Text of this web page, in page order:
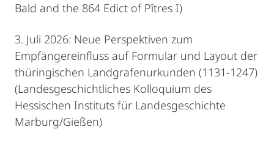
Bald and the 864 Edict of Pîtres I)
3. Juli 2026: Neue Perspektiven zum
Empfängereinfluss auf Formular und Layout der
thüringischen Landgrafenurkunden (1131-1247)
(Landesgeschichtliches Kolloquium des
Hessischen Instituts für Landesgeschichte
Marburg/Gießen)